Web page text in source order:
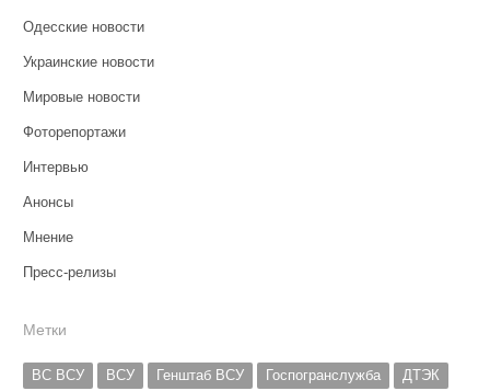
Одесские новости
Украинские новости
Мировые новости
Фоторепортажи
Интервью
Анонсы
Мнение
Пресс-релизы
Метки
ВС ВСУ ВСУ Генштаб ВСУ Госпогранслужба
ДТЭК